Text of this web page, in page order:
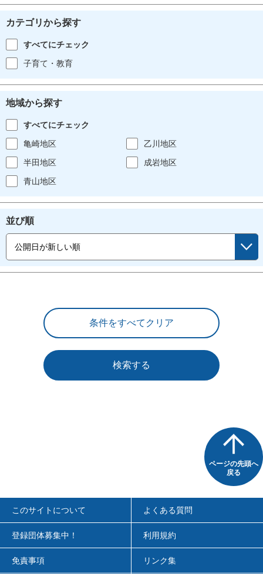
カテゴリから探す
すべてにチェック
子育て・教育
地域から探す
すべてにチェック
亀崎地区
乙川地区
半田地区
成岩地区
青山地区
並び順
検索する
ページの先頭へ
戻る
このサイトについて よくある質問
登録団体募集中！ 利用規約
免責事項 リンク集